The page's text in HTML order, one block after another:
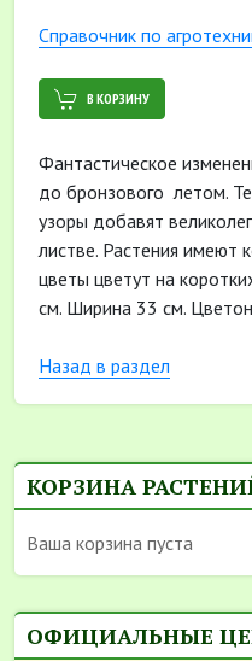
Cправочник по
В КОРЗИНУ
Фантастическое
до бронзового летом.
узоры добавят
листве. Растения имеют
цветы цветут на
см. Ширина 33 см.
Назад в раздел
КОРЗИНА
Ваша корзина пуста
ОФИЦИАЛЬНЫЕ